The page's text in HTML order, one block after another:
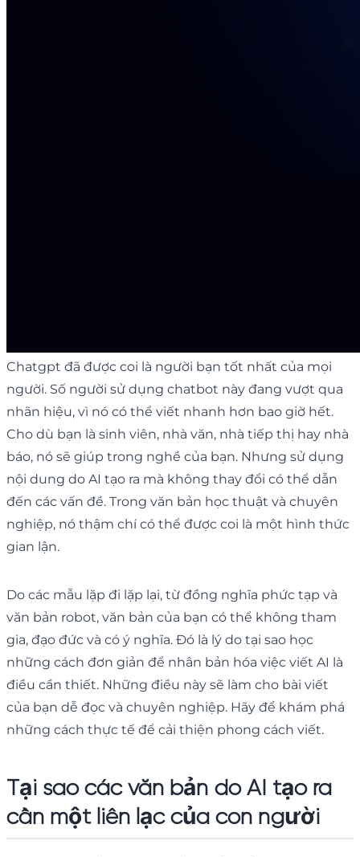
Chatgpt đã được coi là người bạn tốt nhất của mọi
người. Số người sử dụng chatbot này đang vượt qua
nhãn hiệu, vì nó có thể viết nhanh hơn bao giờ hết.
Cho dù bạn là sinh viên, nhà văn, nhà tiếp thị hay nhà
báo, nó sẽ giúp trong nghề của bạn. Nhưng sử dụng
nội dung do AI tạo ra mà không thay đổi có thể dẫn
đến các vấn đề. Trong văn bản học thuật và chuyên
nghiệp, nó thậm chí có thể được coi là một hình thức
gian lận.
Do các mẫu lặp đi lặp lại, từ đồng nghĩa phức tạp và
văn bản robot, văn bản của bạn có thể không tham
gia, đạo đức và có ý nghĩa. Đó là lý do tại sao học
những cách đơn giản để nhân bản hóa việc viết AI là
điều cần thiết. Những điều này sẽ làm cho bài viết
của bạn dễ đọc và chuyên nghiệp. Hãy để khám phá
những cách thực tế để cải thiện phong cách viết.
Tại sao các văn bản do AI tạo ra
cần một liên lạc của con người